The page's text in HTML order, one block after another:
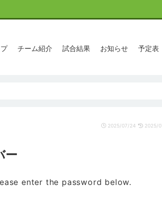
チーム紹介 試合結果 お知らせ 予定表
2025/07/24 2025/
ー
enter the password below.